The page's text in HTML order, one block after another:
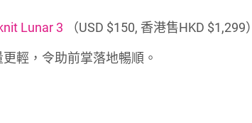
Lunar 3 （USD $150, 香港售HKD $1,299）
輕，令助前掌落地暢順。